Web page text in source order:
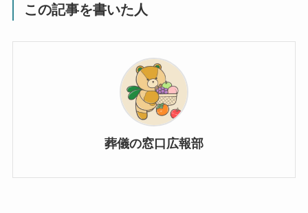
この記事を書いた人
葬儀の窓口広報部